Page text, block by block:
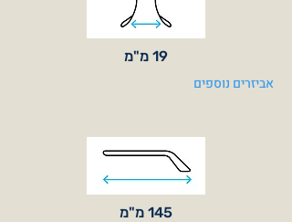
19 מ"מ
אביזרים נוספים
145 מ"מ